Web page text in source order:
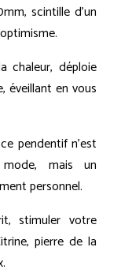
scintille d'un
chaleur, déploie
éveillant en vous
pendentif n'est
mais un
personnel.
stimuler votre
pierre de la